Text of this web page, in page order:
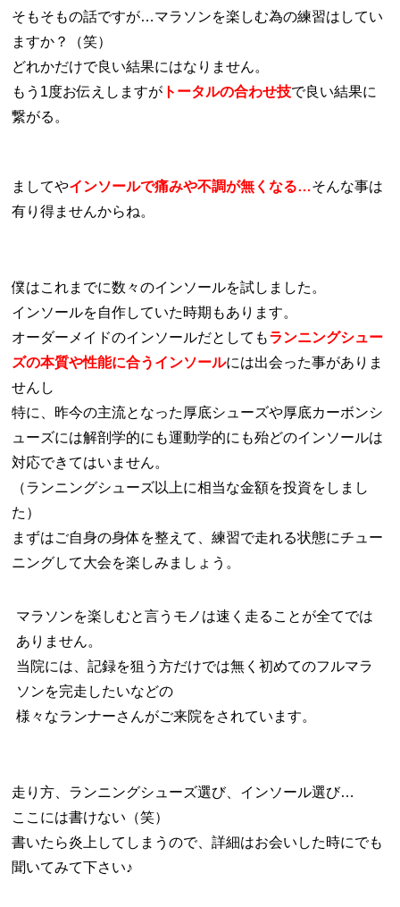
そもそもの話ですが…マラソンを楽しむ為の練習はしてい
ますか？（笑）
どれかだけで良い結果にはなりません。
もう1度お伝えしますが トータルの合わせ技で良い結果に
繋がる。
ましてやインソールで痛みや不調が無くなる…そんな事は
有り得ませんからね。
僕はこれまでに数々のインソールを試しました。
インソールを自作していた時期もあります。
オーダーメイドのインソールだとしてもランニングシュー
ズの本質や性能に合うインソールには出会った事がありま
せんし
特に、昨今の主流となった厚底シューズや厚底カーボンシ
ューズには解剖学的にも運動学的にも殆どのインソールは
対応できてはいません。
（ランニングシューズ以上に相当な金額を投資をしまし
た）
まずはご自身の身体を整えて、練習で走れる状態にチュー
ニングして大会を楽しみましょう。
マラソンを楽しむと言うモノは速く走ることが全てでは
ありません。
当院には、記録を狙う方だけでは無く初めてのフルマラ
ソンを完走したいなどの
様々なランナーさんがご来院をされています。
走り方、ランニングシューズ選び、インソール選び…
ここには書けない（笑）
書いたら炎上してしまうので、詳細はお会いした時にでも
聞いてみて下さい♪